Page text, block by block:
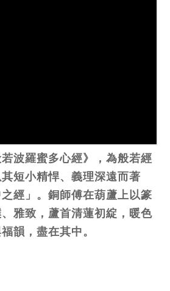
若波羅蜜多心經》，為般若經
短小精悍、義理深遠而著
經」。銅師傅在葫蘆上以篆
雅致，蘆首清蓮初綻，暖色
韻，盡在其中。